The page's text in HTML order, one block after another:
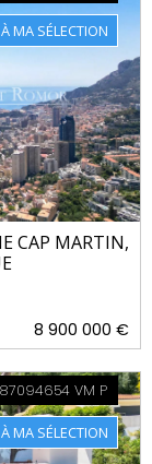
CAP MARTIN,
8 900 000 €
87094654 VM P